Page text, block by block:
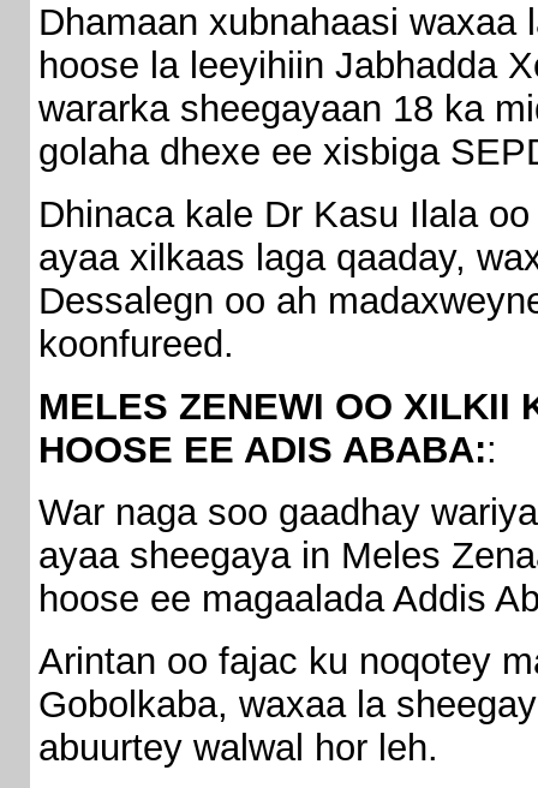
Dhamaan xubnahaasi
hoose la leeyihiin Jabhadda
wararka sheegayaan 18 ka
golaha dhexe ee xisbiga
Dhinaca kale Dr Kasu Ilala
ayaa xilkaas laga qaaday,
Dessalegn oo ah
koonfureed.
MELES ZENEWI OO XILKII
HOOSE EE ADIS ABABA::
War naga soo gaadhay
ayaa sheegaya in Meles
hoose ee magaalada Addis
Arintan oo fajac ku noqotey
Gobolkaba, waxaa la
abuurtey walwal hor leh.